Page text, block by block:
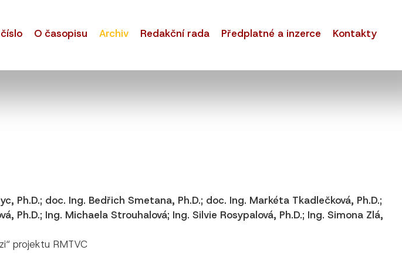
O časopisu Archiv Redakční rada Předplatné a inzerce Kontakty
Ph.D.; doc. Ing. Bedřich Smetana, Ph.D.; doc. Ing. Markéta Tkadlečková, Ph.D.;
Ph.D.; Ing. Michaela Strouhalová; Ing. Silvie Rosypalová, Ph.D.; Ing. Simona Zlá,
projektu RMTVC